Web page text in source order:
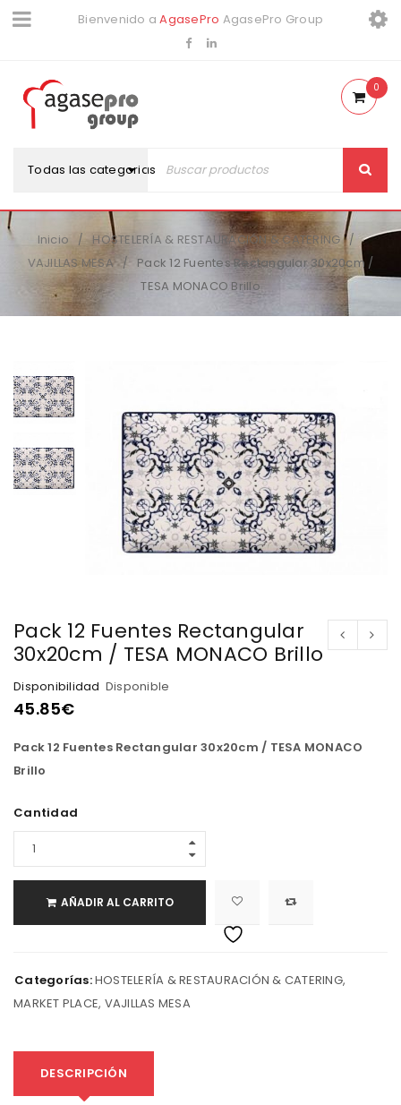
Bienvenido aAgasePro AgasePro Group
Todas las categorias
0
Inicio / HOSTELERÍA & RESTAURACIÓN & CATERING /
VAJILLAS MESA /
Pack 12 Fuentes Rectangular 30x20cm /
TESA MONACO Brillo
Pack 12 Fuentes Rectangular
30x20cm / TESA MONACO Brillo
Disponibilidad Disponible
45.85€
Pack 12 Fuentes Rectangular 30x20cm / TESA MONACO
Brillo
Cantidad
AÑADIR AL CARRITO
Categorías:HOSTELERÍA & RESTAURACIÓN & CATERING,
MARKET PLACE, VAJILLAS MESA
DESCRIPCIÓN